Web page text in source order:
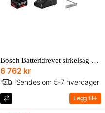
Bosch Batteridrevet sirkelsag GKS 18V-57 G Professional
6 762 kr
Sendes om 5-7 hverdager
Legg til